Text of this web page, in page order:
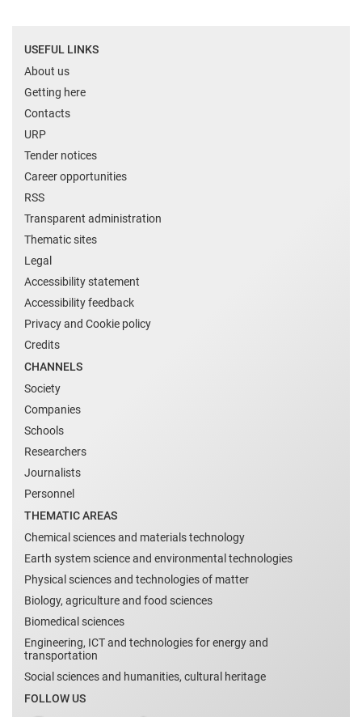
USEFUL LINKS
About us
Getting here
Contacts
URP
Tender notices
Career opportunities
RSS
Transparent administration
Thematic sites
Legal
Accessibility statement
Accessibility feedback
Privacy and Cookie policy
Credits
CHANNELS
Society
Companies
Schools
Researchers
Journalists
Personnel
THEMATIC AREAS
Chemical sciences and materials technology
Earth system science and environmental technologies
Physical sciences and technologies of matter
Biology, agriculture and food sciences
Biomedical sciences
Engineering, ICT and technologies for energy and
transportation
Social sciences and humanities, cultural heritage
FOLLOW US